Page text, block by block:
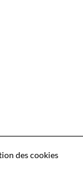
des cookies